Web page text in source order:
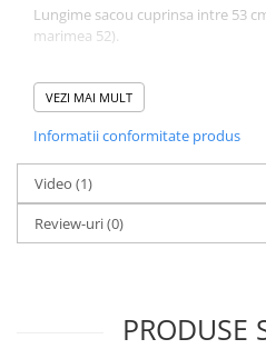
Lungime sacou cuprinsa intre 53
marimea 52).
42 - 76 cm
46 - 84 cm
48 - 90 cm
50 - 94 cm
Lungime fusta cuprinsa intre 64 cm
marimea 50).
VEZI MAI MULT
Informatii conformitate produs
Video (1)
Review-uri(0)
PRODUSE